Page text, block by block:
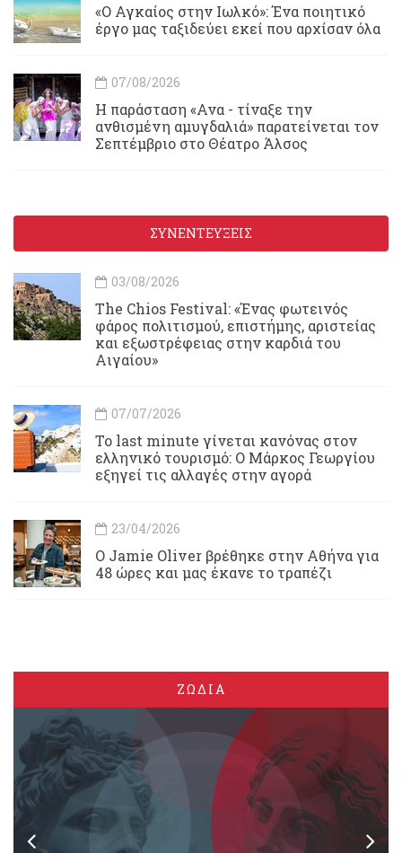
«Ο Αγκαίος στην Ιωλκό»: Ένα ποιητικό
έργο μας ταξιδεύει εκεί που αρχίσαν όλα
07/08/2026
Η παράσταση «Ανα - τίναξε την
ανθισμένη αμυγδαλιά» παρατείνεται τον
Σεπτέμβριο στο Θέατρο Άλσος
ΣΥΝΕΝΤΕΥΞΕΙΣ
03/08/2026
Τhe Chios Festival: «Ένας φωτεινός
φάρος πολιτισμού, επιστήμης, αριστείας
και εξωστρέφειας στην καρδιά του
Αιγαίου»
07/07/2026
Το last minute γίνεται κανόνας στον
ελληνικό τουρισμό: Ο Μάρκος Γεωργίου
εξηγεί τις αλλαγές στην αγορά
23/04/2026
Ο Jamie Oliver βρέθηκε στην Αθήνα για
48 ώρες και μας έκανε το τραπέζι
ΖΩΔΙΑ